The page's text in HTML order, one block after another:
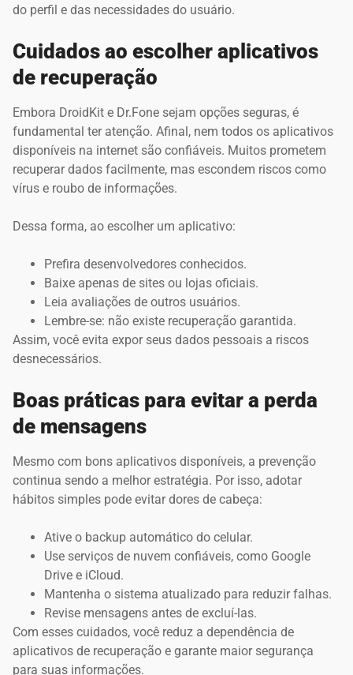
do perfil e das necessidades do usuário.
Cuidados ao escolher aplicativos
de recuperação
Embora DroidKit e Dr.Fone sejam opções seguras, é
fundamental ter atenção. Afinal, nem todos os aplicativos
disponíveis na internet são confiáveis. Muitos prometem
recuperar dados facilmente, mas escondem riscos como
vírus e roubo de informações.
Dessa forma, ao escolher um aplicativo:
Prefira desenvolvedores conhecidos.
Baixe apenas de sites ou lojas oficiais.
Leia avaliações de outros usuários.
Lembre-se: não existe recuperação garantida.
Assim, você evita expor seus dados pessoais a riscos
desnecessários.
Boas práticas para evitar a perda
de mensagens
Mesmo com bons aplicativos disponíveis, a prevenção
continua sendo a melhor estratégia. Por isso, adotar
hábitos simples pode evitar dores de cabeça:
Ative o backup automático do celular.
Use serviços de nuvem confiáveis, como Google
Drive e iCloud.
Mantenha o sistema atualizado para reduzir falhas.
Revise mensagens antes de excluí-las.
Com esses cuidados, você reduz a dependência de
aplicativos de recuperação e garante maior segurança
para suas informações.